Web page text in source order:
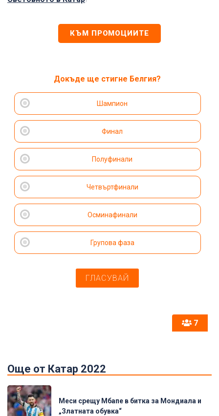
КЪМ ПРОМОЦИИТЕ
7
Докъде ще стигне Белгия?
Шампион
Финал
Полуфинали
Четвъртфинали
Осминафинали
Групова фаза
Още от Катар 2022
Меси срещу Мбапе в битка за Мондиала и
„Златната обувка“